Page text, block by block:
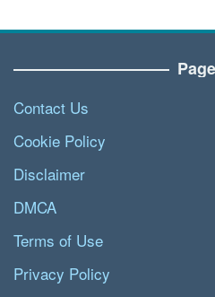
Contact Us
Cookie Policy
Disclaimer
DMCA
Terms of Use
Privacy Policy